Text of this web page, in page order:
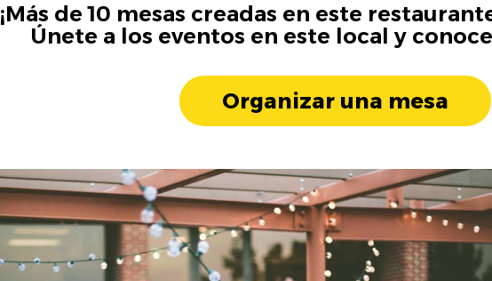
¡Más de 10 mesas creadas en este
Únete a los eventos en este local y
Organizar una mesa